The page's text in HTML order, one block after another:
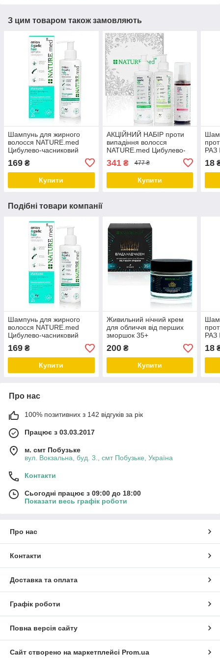
З цим товаром також замовляють
Шампунь для жирного
волосся NATURE.med
Цибулево-часниковий
169 ₴
Купити
АКЦІЙНИЙ НАБІР проти
випадіння волосся
NATURE.med Цибулево-
часниковий комплекс.3 шт
341₴ 477 ₴
Купити
РАЗ
18
Подібні товари компанії
Шампунь для жирного
волосся NATURE.med
Цибулево-часниковий
комплекс 200 мл
169 ₴
Купити
Живильний нічний крем
для обличчя від перших
зморшок 35+
NATURE.med Влада над
часом 50 мл
200₴
Купити
РАЗ
18
Про нас
100% позитивних з 142 відгуків за рік
Працює з 03.03.2017
м. смт Побузьке
вул. Вокзальна, буд. 3., смт Побузьке, Україна
Контакти
Сьогодні працює з 09:00 до 18:00
Показати весь графік роботи
Про нас
Контакти
Доставка та оплата
Графік роботи
Повна версія сайту
Сайт створено на маркетплейсі Prom.ua